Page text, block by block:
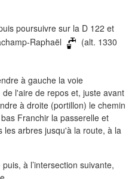
poursuivre sur la D 122 et
Raphaël
(alt. 1330
à gauche la voie
l'aire de repos et, juste avant
à droite (portillon) le chemin
Franchir la passerelle et
les arbres jusqu'à la route, à la
à l’intersection suivante,